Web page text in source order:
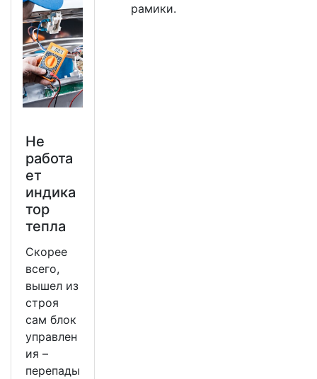
рамики.
Не
работа
ет
индика
тор
тепла
Скорее
всего,
вышел из
строя
сам блок
управлен
ия –
перепады